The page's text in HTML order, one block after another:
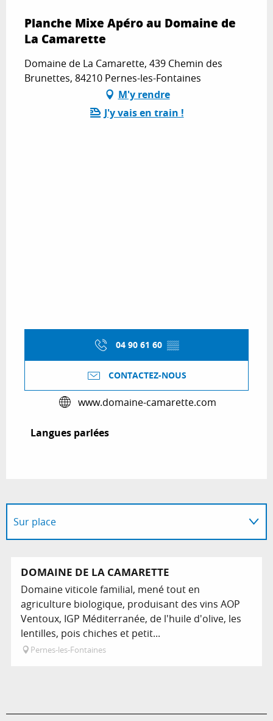
Planche Mixe Apéro au Domaine de
La Camarette
Domaine de La Camarette, 439 Chemin des
Brunettes, 84210 Pernes-les-Fontaines
M'y rendre
J'y vais en train !
04 90 61 60 ▒▒
CONTACTEZ-NOUS
www.domaine-camarette.com
Langues parlées
Langues parlées
Sur place
DOMAINE DE LA CAMARETTE
Domaine viticole familial, mené tout en
agriculture biologique, produisant des vins AOP
Ventoux, IGP Méditerranée, de l'huile d'olive, les
lentilles, pois chiches et petit...
Pernes-les-Fontaines